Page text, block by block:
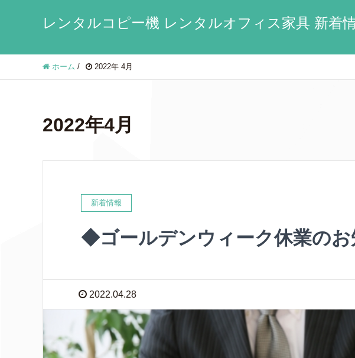
レンタルコピー機 レンタルオフィス家具 新着
ホーム / 2022年 4月
2022年4月
新着情報
◆ゴールデンウィーク休業の
2022.04.28